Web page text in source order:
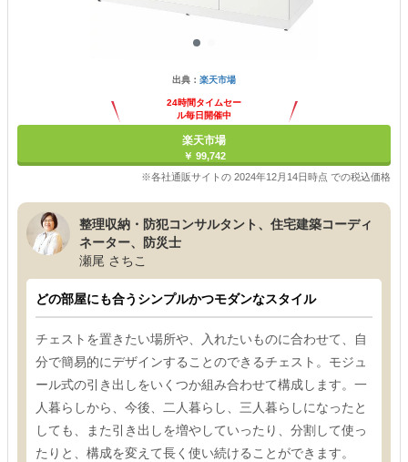
出典： 楽天市場
24時間タイムセー
ル毎日開催中
楽天市場
￥ 99,742
※各社通販サイトの 2024年12月14日時点 での税込価格
整理収納・防犯コンサルタント、住宅建築コーディ
ネーター、防災士
瀬尾 さちこ
どの部屋にも合うシンプルかつモダンなスタイル
チェストを置きたい場所や、入れたいものに合わせて、自
分で簡易的にデザインすることのできるチェスト。モジュ
ール式の引き出しをいくつか組み合わせて構成します。一
人暮らしから、今後、二人暮らし、三人暮らしになったと
しても、また引き出しを増やしていったり、分割して使っ
たりと、構成を変えて長く使い続けることができます。